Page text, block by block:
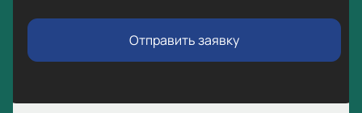
Отправить заявку